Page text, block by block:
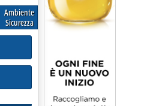
Ambiente
Sicurezza